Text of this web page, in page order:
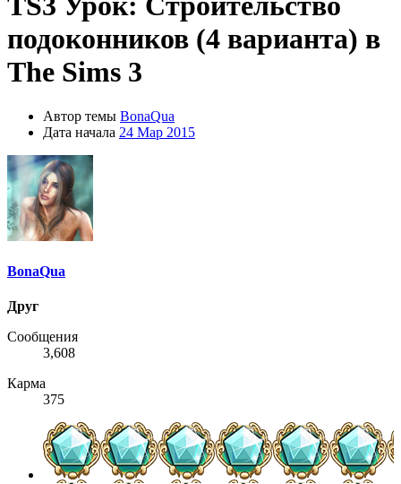
подоконников (4 варианта) в
The Sims 3
Автор темы BonaQua
Дата начала 24 Мар 2015
BonaQua
Друг
Сообщения
3,608
Карма
375